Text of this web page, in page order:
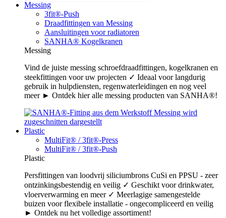
Messing
3fit®-Push
Draadfittingen van Messing
Aansluitingen voor radiatoren
SANHA® Kogelkranen
Messing
Vind de juiste messing schroefdraadfittingen, kogelkranen en
steekfittingen voor uw projecten ✓ Ideaal voor langdurig
gebruik in hulpdiensten, regenwaterleidingen en nog veel
meer ► Ontdek hier alle messing producten van SANHA®!
Plastic
MultiFit® / 3fit®-Press
MultiFit® / 3fit®-Push
Plastic
Persfittingen van loodvrij siliciumbrons CuSi en PPSU - zeer
ontzinkingsbestendig en veilig ✓ Geschikt voor drinkwater,
vloerverwarming en meer ✓ Meerlagige samengestelde
buizen voor flexibele installatie - ongecompliceerd en veilig
► Ontdek nu het volledige assortiment!